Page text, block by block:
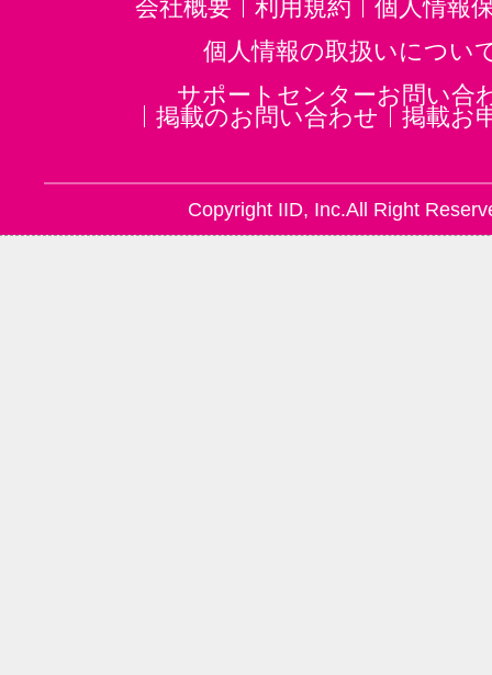
会社概要 利用規約
個人情報
個人情報の取扱いについ
サポートセンターお問い合
掲載のお問い合わせ
掲載お
Copyright IID, Inc.All Right